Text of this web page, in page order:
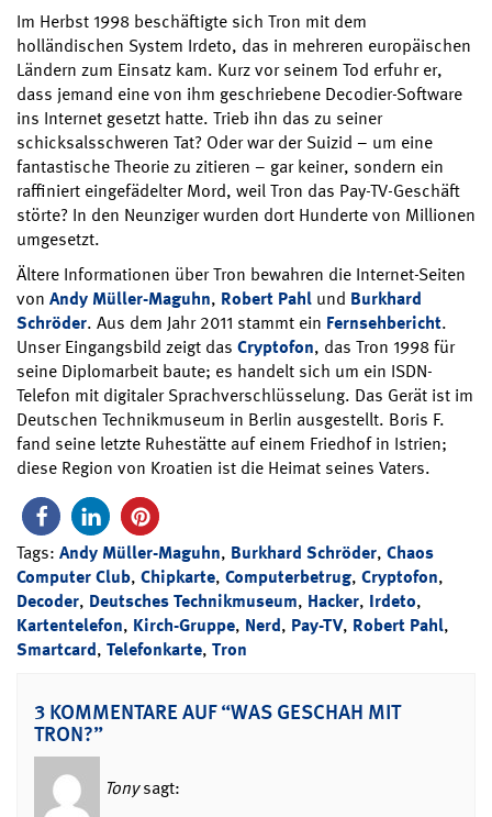
Im Herbst 1998 beschäftigte sich Tron mit dem
holländischen System Irdeto, das in mehreren europäischen
Ländern zum Einsatz kam. Kurz vor seinem Tod erfuhr er,
dass jemand eine von ihm geschriebene Decodier-Software
ins Internet gesetzt hatte. Trieb ihn das zu seiner
schicksalsschweren Tat? Oder war der Suizid – um eine
fantastische Theorie zu zitieren – gar keiner, sondern ein
raffiniert eingefädelter Mord, weil Tron das Pay-TV-Geschäft
störte? In den Neunziger wurden dort Hunderte von Millionen
umgesetzt.
Ältere Informationen über Tron bewahren die Internet-Seiten
von Andy Müller-Maguhn, Robert Pahl und Burkhard
Schröder. Aus dem Jahr 2011 stammt ein Fernsehbericht.
Unser Eingangsbild zeigt das Cryptofon, das Tron 1998 für
seine Diplomarbeit baute; es handelt sich um ein ISDN-
Telefon mit digitaler Sprachverschlüsselung. Das Gerät ist im
Deutschen Technikmuseum in Berlin ausgestellt. Boris F.
fand seine letzte Ruhestätte auf einem Friedhof in Istrien;
diese Region von Kroatien ist die Heimat seines Vaters.
Tags: Andy Müller-Maguhn, Burkhard Schröder, Chaos
Computer Club, Chipkarte, Computerbetrug, Cryptofon,
Decoder, Deutsches Technikmuseum, Hacker, Irdeto,
Kartentelefon, Kirch-Gruppe, Nerd, Pay-TV, Robert Pahl,
Smartcard, Telefonkarte, Tron
3 KOMMENTARE AUF “WAS GESCHAH MIT
TRON?”
Tony sagt: